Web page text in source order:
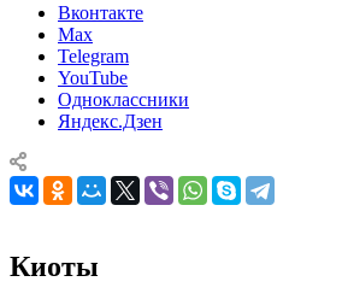
Вконтакте
Max
Telegram
YouTube
Одноклассники
Яндекс.Дзен
Киоты